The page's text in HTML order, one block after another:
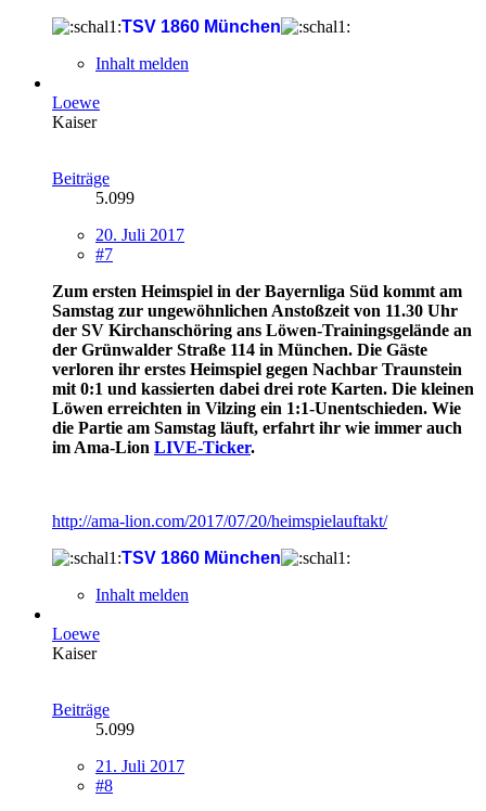
TSV 1860 München
Inhalt melden
Loewe
Kaiser
Beiträge
5.099
20. Juli 2017
#7
Zum ersten Heimspiel in der Bayernliga Süd kommt am
Samstag zur ungewöhnlichen Anstoßzeit von 11.30 Uhr
der SV Kirchanschöring ans Löwen-Trainingsgelände an
der Grünwalder Straße 114 in München. Die Gäste
verloren ihr erstes Heimspiel gegen Nachbar Traunstein
mit 0:1 und kassierten dabei drei rote Karten. Die kleinen
Löwen erreichten in Vilzing ein 1:1-Unentschieden. Wie
die Partie am Samstag läuft, erfahrt ihr wie immer auch
im Ama-Lion LIVE-Ticker.
http://ama-lion.com/2017/07/20/heimspielauftakt/
TSV 1860 München
Inhalt melden
Loewe
Kaiser
Beiträge
5.099
21. Juli 2017
#8